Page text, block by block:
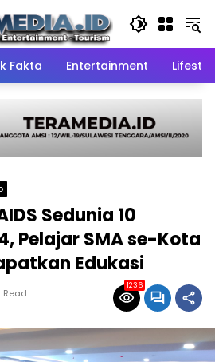
Fakta Entertainment
Sedunia 10
Pelajar SMA se-Kota
Edukasi
Read
1236